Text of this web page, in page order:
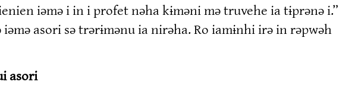
iəmə i in i profet nəha kɨməni mə truvehe ia tɨprənə i.”
asori sə trərɨmənu ia nirəha. Ro iamɨnhi irə in rəpwəh
asori